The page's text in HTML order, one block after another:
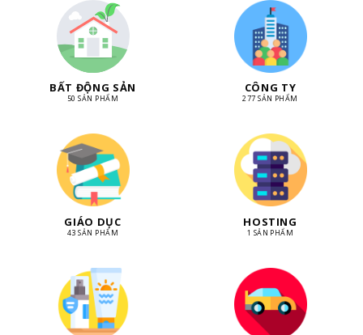
BẤT ĐỘNG SẢN
50 SẢN PHẨM
CÔNG TY
277 SẢN PHẨM
GIÁO DỤC
43 SẢN PHẨM
HOSTING
1 SẢN PHẨM